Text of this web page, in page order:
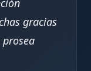
gracias